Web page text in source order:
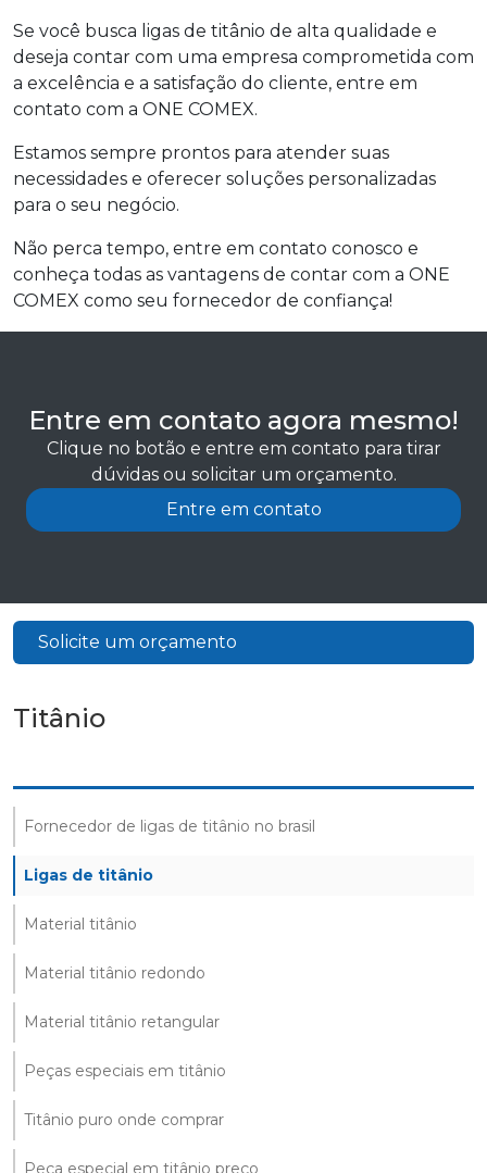
Se você busca ligas de titânio de alta qualidade e
deseja contar com uma empresa comprometida com
a excelência e a satisfação do cliente, entre em
contato com a ONE COMEX.
Estamos sempre prontos para atender suas
necessidades e oferecer soluções personalizadas
para o seu negócio.
Não perca tempo, entre em contato conosco e
conheça todas as vantagens de contar com a ONE
COMEX como seu fornecedor de confiança!
Entre em contato agora mesmo!
Clique no botão e entre em contato para tirar
dúvidas ou solicitar um orçamento.
Entre em contato
Solicite um orçamento
Titânio
Fornecedor de ligas de titânio no brasil
Ligas de titânio
Material titânio
Material titânio redondo
Material titânio retangular
Peças especiais em titânio
Titânio puro onde comprar
Peça especial em titânio preço